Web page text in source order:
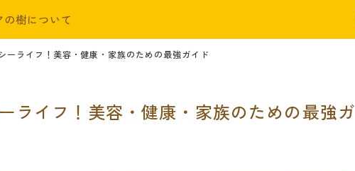
の樹について
ーライフ！美容・健康・家族のための最強ガイド
ライフ！美容・健康・家族のための最強ガ